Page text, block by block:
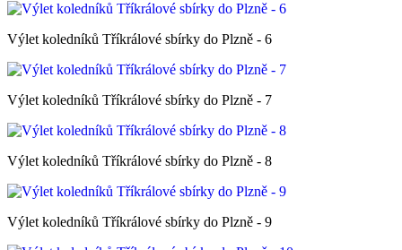
Výlet koledníků Tříkrálové sbírky do Plzně - 6
Výlet koledníků Tříkrálové sbírky do Plzně - 7
Výlet koledníků Tříkrálové sbírky do Plzně - 8
Výlet koledníků Tříkrálové sbírky do Plzně - 9